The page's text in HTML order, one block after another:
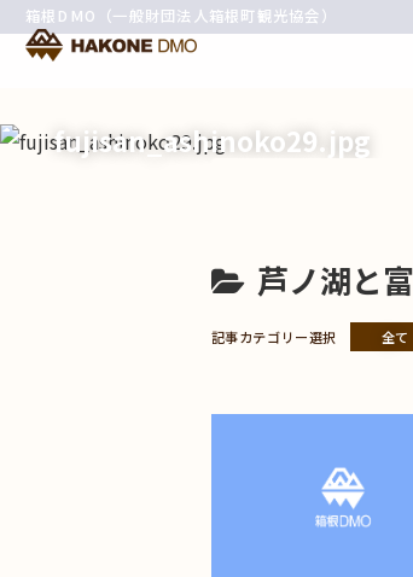
箱根DMO（一般財団法人箱根町観光協会）
fujisan_ashinoko29.jpg
芦ノ湖と
記事カテゴリー選択 全て